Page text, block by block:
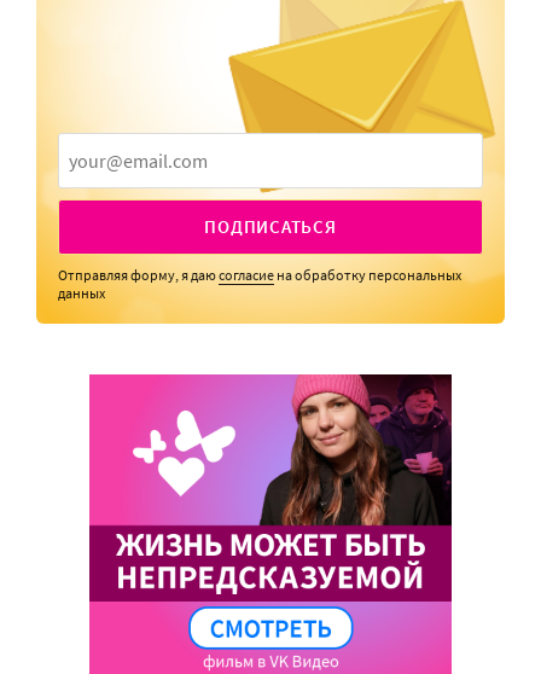
ПОДПИСАТЬСЯ
Отправляя форму, я даюсогласие на обработку персональных
данных